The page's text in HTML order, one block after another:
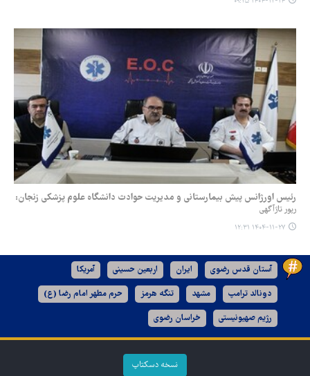
رئیس اورژانس پیش بیمارستانی و مدیریت حوادث دانشگاه علوم پزشکی زنجان:
رپور تاژآگهی
۱۴۰۴-۱۱-۲۷ ۱۲:۳۱
آستان قدس رضوی ایران اربعین حسینی آمریکا
دونالد ترامپ مشهد تنگه هرمز حرم مطهر امام رضا (ع)
رژیم صهیونیستی خراسان رضوی
نسخه دسکتاپ